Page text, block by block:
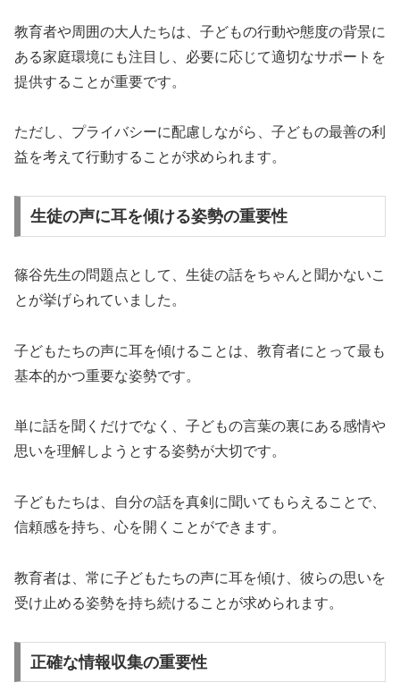
教育者や周囲の大人たちは、子どもの行動や態度の背景に
ある家庭環境にも注目し、必要に応じて適切なサポートを
提供することが重要です。
ただし、プライバシーに配慮しながら、子どもの最善の利
益を考えて行動することが求められます。
生徒の声に耳を傾ける姿勢の重要性
篠谷先生の問題点として、生徒の話をちゃんと聞かないこ
とが挙げられていました。
子どもたちの声に耳を傾けることは、教育者にとって最も
基本的かつ重要な姿勢です。
単に話を聞くだけでなく、子どもの言葉の裏にある感情や
思いを理解しようとする姿勢が大切です。
子どもたちは、自分の話を真剣に聞いてもらえることで、
信頼感を持ち、心を開くことができます。
教育者は、常に子どもたちの声に耳を傾け、彼らの思いを
受け止める姿勢を持ち続けることが求められます。
正確な情報収集の重要性